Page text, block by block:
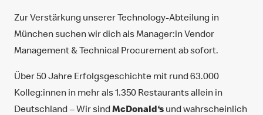
Zur Verstärkung unserer Technology-Abteilung in
München suchen wir dich als Manager:in Vendor
Management & Technical Procurement ab sofort.
Über 50 Jahre Erfolgsgeschichte mit rund 63.000
Kolleg:innen in mehr als 1.350 Restaurants allein in
Deutschland ‒ Wir sind McDonald‘s und wahrscheinlich